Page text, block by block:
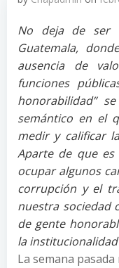
No deja de ser
Guatemala,
ausencia de
funciones
honorabilidad”
semántico en el
medir y calificar
Aparte de que
ocupar algunos
corrupción y el
nuestra sociedad
de gente
la
La semana